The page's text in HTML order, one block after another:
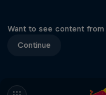
Want to see content
Continue